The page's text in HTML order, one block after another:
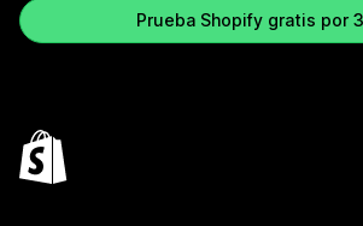
Prueba Shopify gratis por